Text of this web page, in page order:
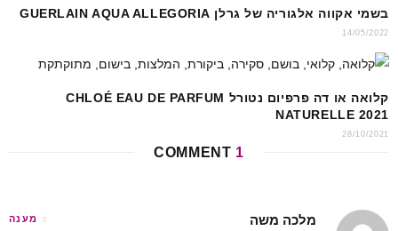
בשמי אקווה אלגוריה של גרלן GUERLAIN AQUA ALLEGORIA
14/05/2022
קלואה או דה פרפיום נטורל CHLOÉ EAU DE PARFUM
NATURELLE 2021
28/10/2021
1
מלכה משה מענה